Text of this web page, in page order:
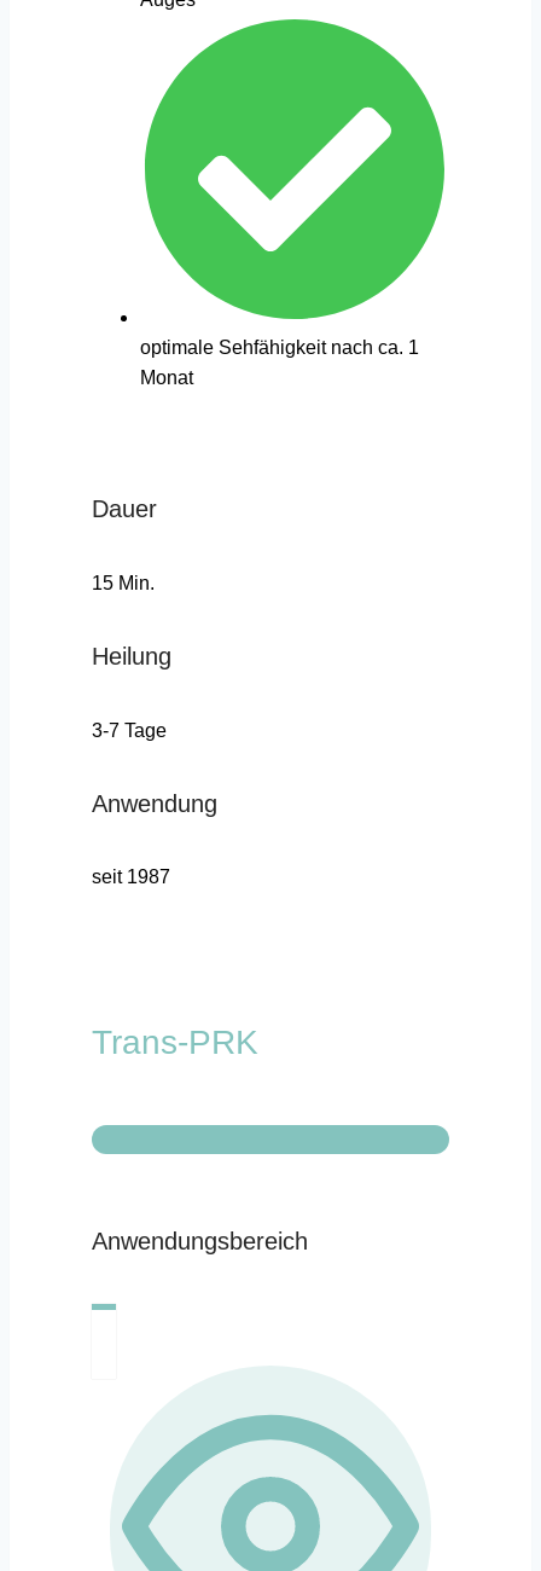
optimale Sehfähigkeit nach ca. 1
Monat
Dauer
15 Min.
Heilung
3-7 Tage
Anwendung
seit 1987
Trans-PRK
Anwendungsbereich